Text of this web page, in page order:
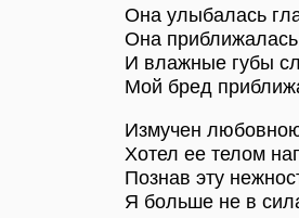
Она улыбалась
Она приближалась
И влажные губы
Мой бред
Измучен
Хотел ее телом
Познав эту
Я больше не в